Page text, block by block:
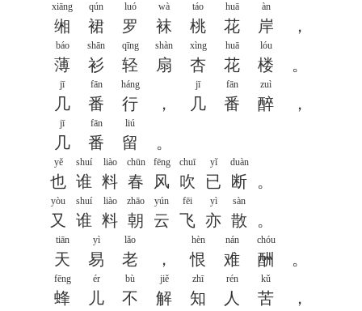
xiāng qún luó wà táo huā àn
缃 裙 罗 袜 桃 花 岸 ，
báo shān qīng shàn xìng huā lóu
薄 衫 轻 扇 杏 花 楼 。
jī fān háng jī fān zuì
几 番 行 ， 几 番 醉 ，
jī fān liú
几 番 留 。
yě shuí liào chūn fēng chuī yǐ duàn
也 谁 料 春 风 吹 已 断 。
yòu shuí liào zhāo yún fēi yì sàn
又 谁 料 朝 云 飞 亦 散 。
tiān yì lǎo hèn nán chóu
天 易 老 ， 恨 难 酬 。
fēng ér bù jiě zhī rén kǔ
蜂 儿 不 解 知 人 苦 ，